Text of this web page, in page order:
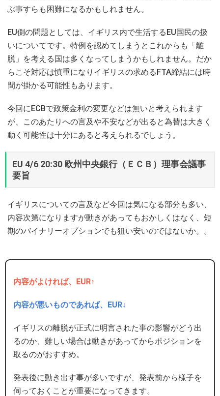
ぶ事すらも困難になるかもしれません。
EU側の問題としては、イギリス内で生活するEU国民の扱
いについてです。特例を認めてしまうとこれからも「離
脱」を考える国は多くなってしまうかもしれません。だか
らこそ対応は慎重になりイギリスの求めるFTA締結には時
間が掛かる可能性もあります。
今回にECBで政策金利の変更などは無いと考えられます
が、このあたりへの言及や不安などが出ると為替は大きく
動く可能性は十分にあると考えられるでしょう。
EU 4/6 20:30 欧州中央銀行（ＥＣＢ）理事会議事
要旨
イギリスについての言及など今回は気になる部分も多い、
内容次第になりますが動きがあってもおかしくはなく、短
期のバイナリーオプションでも狙い安いのではないか。。
内容がよければ、EUR↑
内容が悪いものであれば、EUR↓
イギリスの離脱が正式に明言された事の影響がどう出
るのか、難しい場合は動きがあってからポジションを
取るのがおすすめ。
発表後に動き出す事が多いですが、発表前から様子を
伺っておくことが重要になってきます。